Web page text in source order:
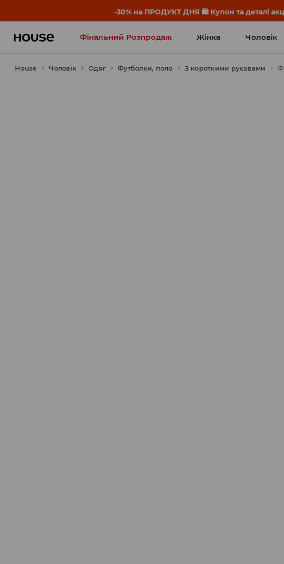
-30% на ПРОДУКТ ДНЯ 🛍️ Купон та деталі
Фінальний Розпродаж Жінка Чоловік
Influencers' Faves
House Чоловік Одяг Футболки, поло З короткими рукавами